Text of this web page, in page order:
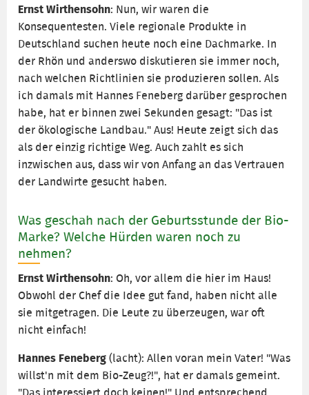
Ernst Wirthensohn: Nun, wir waren die
Konsequentesten. Viele regionale Produkte in
Deutschland suchen heute noch eine Dachmarke. In
der Rhön und anderswo diskutieren sie immer noch,
nach welchen Richtlinien sie produzieren sollen. Als
ich damals mit Hannes Feneberg darüber gesprochen
habe, hat er binnen zwei Sekunden gesagt: "Das ist
der ökologische Landbau." Aus! Heute zeigt sich das
als der einzig richtige Weg. Auch zahlt es sich
inzwischen aus, dass wir von Anfang an das Vertrauen
der Landwirte gesucht haben.
Was geschah nach der Geburtsstunde der Bio-
Marke? Welche Hürden waren noch zu
nehmen?
Ernst Wirthensohn: Oh, vor allem die hier im Haus!
Obwohl der Chef die Idee gut fand, haben nicht alle
sie mitgetragen. Die Leute zu überzeugen, war oft
nicht einfach!
Hannes Feneberg(lacht): Allen voran mein Vater! "Was
willst'n mit dem Bio-Zeug?!", hat er damals gemeint.